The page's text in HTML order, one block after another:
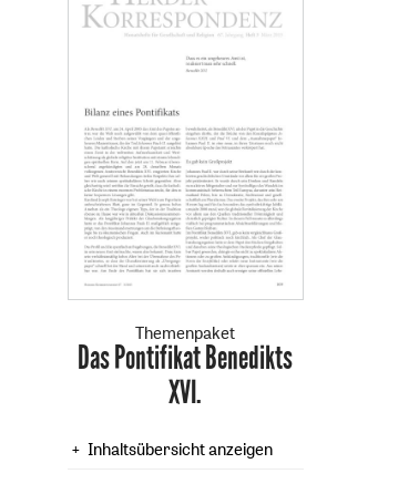
Themenpaket
:
Das Pontifikat Benedikts
XVI.
Inhaltsübersicht anzeigen